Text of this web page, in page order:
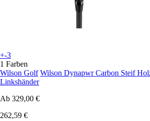
+-3
1 Farben
Wilson Golf Wilson Dynapwr Carbon Steif
Linkshänder
Ab 329,00 €
262,59 €